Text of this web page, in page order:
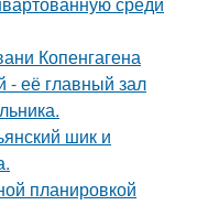
Копенгагена
- её главный зал
шик и
планировкой